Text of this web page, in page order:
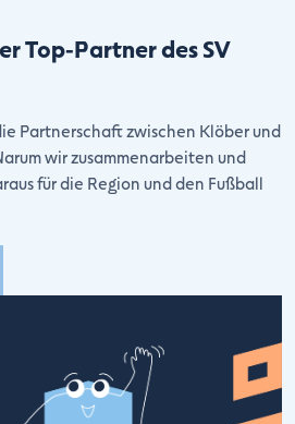
Top-Partner des SV
Partnerschaft zwischen Klöber und
wir zusammenarbeiten und
für die Region und den Fußball